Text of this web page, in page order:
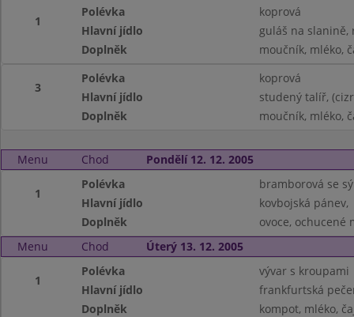
1
Polévka
koprová
Hlavní jídlo
guláš na slanině,
Doplněk
moučník, mléko,
3
Polévka
koprová
Hlavní jídlo
studený talíř,
Doplněk
moučník, mléko,
Menu Chod Pondělí 12. 12. 2005
1
Polévka
bramborová se
Hlavní jídlo
kovbojská pánev,
Doplněk
ovoce, ochucené
Menu
Chod Úterý 13. 12. 2005
1
Polévka
vývar s kroupami
Hlavní jídlo
frankfurtská
Doplněk
kompot, mléko,